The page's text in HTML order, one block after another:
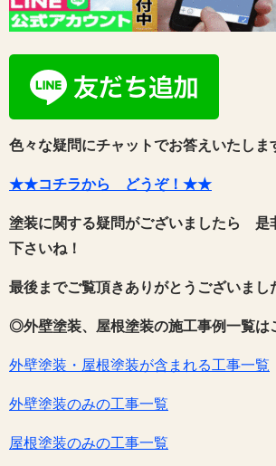
色々な疑問にチャットでお答えいたしま
★★コチラから どうぞ！★★
塗装に関する疑問がございましたら 是
下さいね！
最後までご覧頂きありがとうございまし
◎外壁塗装、屋根塗装の施工事例一覧は
外壁塗装・屋根塗装が含まれる工事一覧
外壁塗装のみの工事一覧
屋根塗装のみの工事一覧